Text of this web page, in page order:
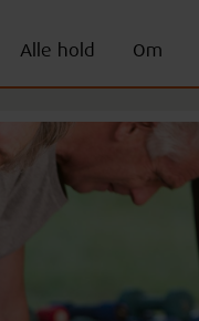
Alle hold Om